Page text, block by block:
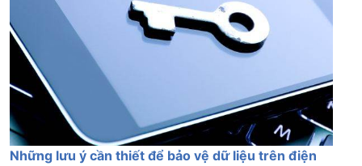
Những lưu ý cần thiết để bảo vệ dữ liệu trên điện